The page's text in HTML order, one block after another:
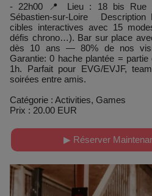
- 22h00 📍 Lieu : 18 bis Rue
Sébastien-sur-Loire Description
cibles interactives avec 15
défis chrono…). Bar sur place
dès 10 ans — 80% de nos
Garantie: 0 hache plantée =
1h. Parfait pour EVG/EVJF,
soirées entre amis.
Catégorie : Activities, Games
Prix : 20.00 EUR
▶ Réserver